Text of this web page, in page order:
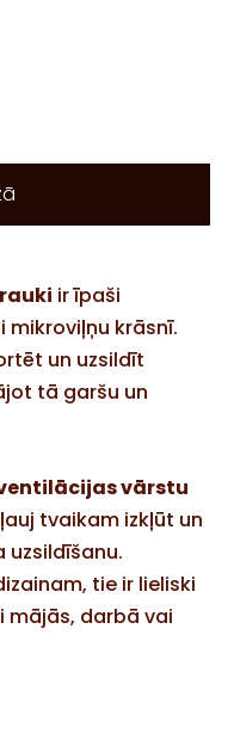
ir īpaši
krāsnī.
un uzsildīt
tā garšu un
vārstu
tvaikam izkļūt un
uzsildīšanu.
tie ir lieliski
mājās, darbā vai